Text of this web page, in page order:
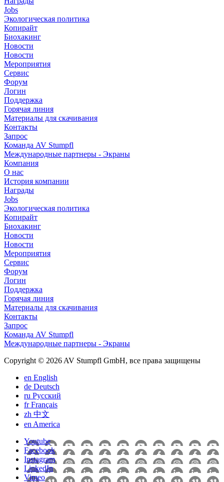
Jobs
Экологическая политика
Копирайт
Биохакинг
Новости
Новости
Мероприятия
Сервис
Форум
Логин
Поддержка
Горячая линия
Материалы для скачивания
Контакты
Запрос
Команда AV Stumpfl
Международные партнеры - Экраны
Компания
О нас
История компании
Награды
Jobs
Экологическая политика
Копирайт
Биохакинг
Новости
Новости
Мероприятия
Сервис
Форум
Логин
Поддержка
Горячая линия
Материалы для скачивания
Контакты
Запрос
Команда AV Stumpfl
Международные партнеры - Экраны
Copyright © 2026 AV Stumpfl GmbH, все права защищены
en English
de Deutsch
ru Pусский
frFrançais
zh 中文
en America
Youtube
Facebook
Instagram
LinkedIn
Vimeo